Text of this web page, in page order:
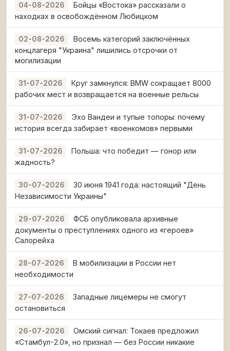
04-08-2026
Бойцы «Востока» рассказали о
находках в освобождённом Любицком
02-08-2026
Восемь категорий заключённых
концлагеря "Украина" лишились отсрочки от
могилизации
31-07-2026
Круг замкнулся: BMW сокращает 8000
рабочих мест и возвращается на военные рельсы
31-07-2026
Эхо Вандеи и тупые топоры: почему
история всегда забирает «военкомов» первыми
31-07-2026
Польша: что победит — гонор или
жадность?
30-07-2026
30 июня 1941 года: настоящий "День
Независимости Украины"
29-07-2026
ФСБ опубликовала архивные
документы о преступлениях одного из «героев»
Салорейха
28-07-2026
В мобилизации в России нет
необходимости
27-07-2026
Западные лицемеры не смогут
остановиться
26-07-2026
Омский сигнал: Токаев предложил
«Стамбул-2.0», но признал — без России никакие